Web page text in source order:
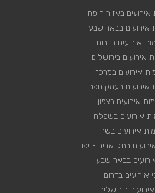
אירועים באזור חיפה
אירועים בבאר שבע
אירועים בדרום
אירועים בירושלים
אירועים במרכז
אירועים בעמק חפר
אירועים בצפון
אירועים בשפלה
אירועים בשרון
בתל אביב - יפו
בבאר שבע
אירועים בדרום
אירועים בירושלים